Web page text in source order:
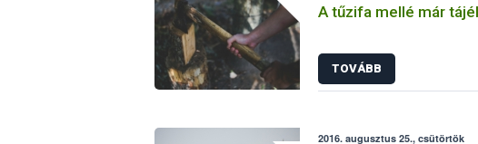
A tűzifa mellé már
TOVÁBB
2016. augusztus 25., csütörtök